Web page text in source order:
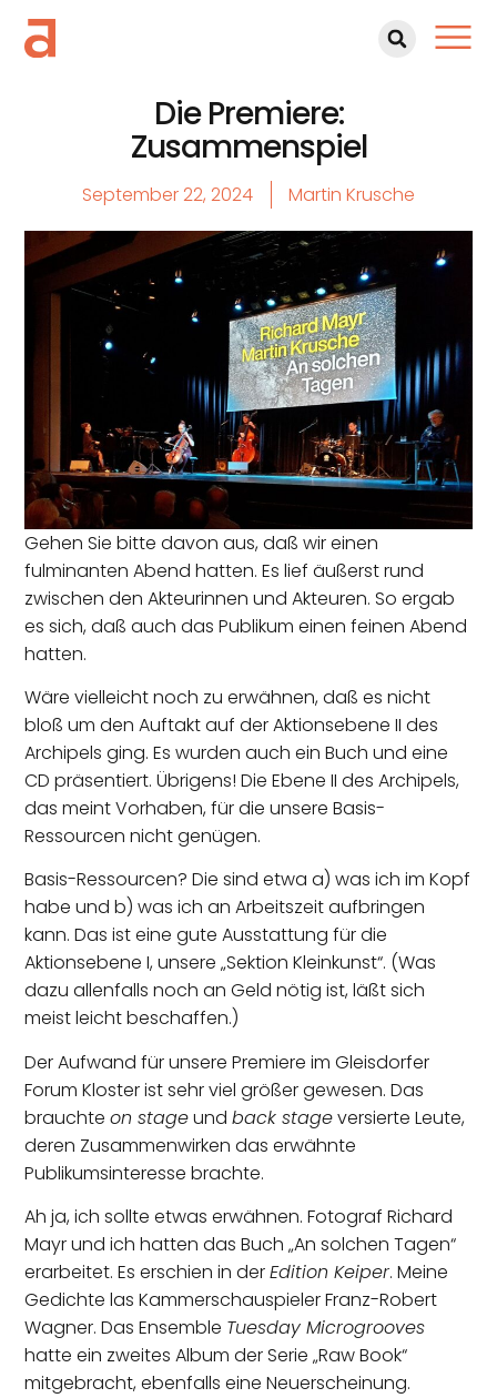
Die Premiere:
Zusammenspiel
September 22, 2024 Martin Krusche
Gehen Sie bitte davon aus, daß wir einen
fulminanten Abend hatten. Es lief äußerst rund
zwischen den Akteurinnen und Akteuren. So ergab
es sich, daß auch das Publikum einen feinen Abend
hatten.
Wäre vielleicht noch zu erwähnen, daß es nicht
bloß um den Auftakt auf der Aktionsebene II des
Archipels ging. Es wurden auch ein Buch und eine
CD präsentiert. Übrigens! Die Ebene II des Archipels,
das meint Vorhaben, für die unsere Basis-
Ressourcen nicht genügen.
Basis-Ressourcen? Die sind etwa a) was ich im Kopf
habe und b) was ich an Arbeitszeit aufbringen
kann. Das ist eine gute Ausstattung für die
Aktionsebene I, unsere „Sektion Kleinkunst“. (Was
dazu allenfalls noch an Geld nötig ist, läßt sich
meist leicht beschaffen.)
Der Aufwand für unsere Premiere im Gleisdorfer
Forum Kloster ist sehr viel größer gewesen. Das
brauchteon stageundback stageversierte Leute,
deren Zusammenwirken das erwähnte
Publikumsinteresse brachte.
Ah ja, ich sollte etwas erwähnen. Fotograf Richard
Mayr und ich hatten das Buch „An solchen Tagen“
erarbeitet. Es erschien in derEdition Keiper. Meine
Gedichte las Kammerschauspieler Franz-Robert
Wagner. Das Ensemble Tuesday Microgrooves
hatte ein zweites Album der Serie „Raw Book“
mitgebracht, ebenfalls eine Neuerscheinung.